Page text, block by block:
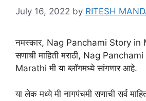
July 16, 2022 by RITESH
नमस्कार, Nag Panchami Story in
सणाची माहिती मराठी, Nag
Marathi मी या ब्लॉगमध्ये सांगणार आहे.
या लेक मध्‍ये मी नागपंचमी सणाची सर्व